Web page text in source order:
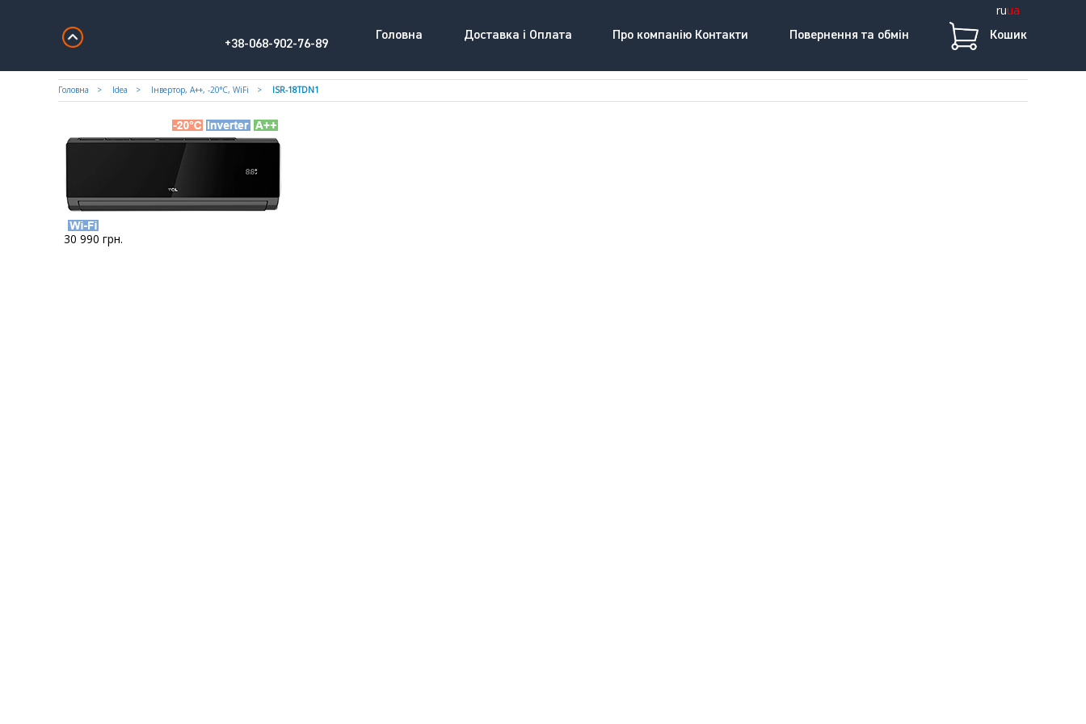
ruua
+38-068-902-76-89
Головна Доставка і Оплата Про компанію Контакти Повернення та обмін Кошик
Головна Idea Iнвертор, A++, -20°С, WiFi ISR-18TDN1
30 990 грн.